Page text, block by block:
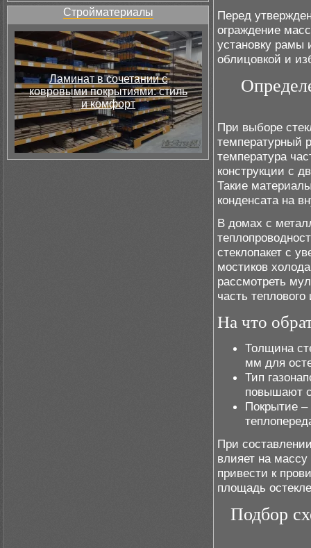
Стройматериалы
Ламинат в сочетании с
ковровыми покрытиями: стиль
и комфорт
Перед
ограждение
установку рамы
облицовкой и
При выборе
температурный
температура
конструкции с
Такие
конденсата на
В домах с
стеклопакет с
мостиков
рассмотреть
часть
На что
Толщина
мм для
Тип
повышают
Покрытие
При
влияет на
привести к
площадь
Подбор